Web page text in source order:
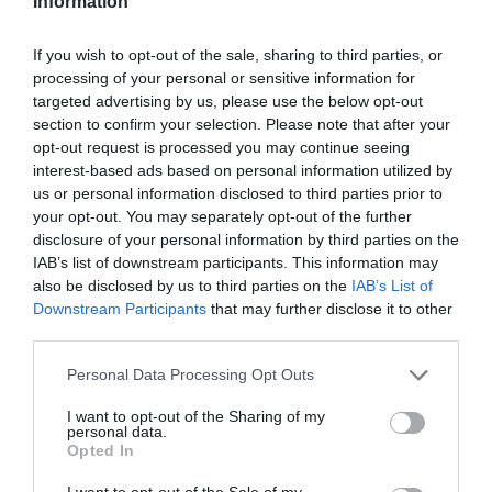
If you wish to opt-out of the sale, sharing to third parties, or
processing of your personal or sensitive information for
targeted advertising by us, please use the below opt-out
section to confirm your selection. Please note that after your
opt-out request is processed you may continue seeing
interest-based ads based on personal information utilized by
us or personal information disclosed to third parties prior to
your opt-out. You may separately opt-out of the further
disclosure of your personal information by third parties on the
IAB’s list of downstream participants. This information may
also be disclosed by us to third parties on the IAB’s List of
Downstream Participants that may further disclose it to other
Please note that this website/app uses one or more Google
not limited to your visit or usage behaviour. You may click to
grant or deny consent to Google and its third-party tags to
use your data for below specified purposes in below Google
consent section.
Personal Data Processing Opt Outs
I want to opt-out of the Sharing of my
personal data.
Opted In
Ελλάδακαι τον
TAGS: #ΣΕΙΣΜΟΣ ΕΙΔΗΣΕΙΣ ΕΥΒΟΙΑ
ΕΥΒΟΙΑ
ΙΤΕΑ
ΜΕΤΑΣΕΙΣΜΟΙ ΝΕΑ
ΠΑΠΑΔΟΠΟΥΛΟΣ
ΣΕΙΣΜΟΛΟΓΟΙ
ΤΣΕΛΕΝΤΗΣ
ΡΟΗ ΕΙΔΗΣΕΩΝ
Συναγερμός στην Εύβοια: Στιγμές
αγωνίας για ιστιοφόρο με ξένους
επιβάτες
07.08.2026 | 11:15
Έκτακτη διακοπή νερού τώρα
Η Κύμη στο επίκεντρο της
γαστρονομίας – Σήμερα η μεγάλη